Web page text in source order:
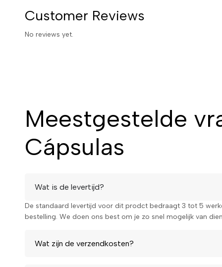
Customer Reviews
No reviews yet.
Meestgestelde
Cápsulas
Wat is de levertijd?
De standaard levertijd voor dit prodct bedraagt 3 tot 5
bestelling. We doen ons best om je zo snel mogelijk van
Wat zijn de verzendkosten?